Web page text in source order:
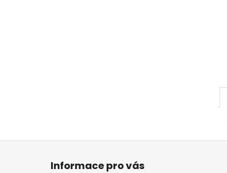
Z
Informace pro vás